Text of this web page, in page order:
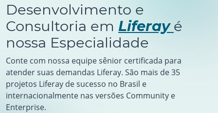
Desenvolvimento e
Consultoria em Liferay é
nossa Especialidade
Conte com nossa equipe sênior certificada para
atender suas demandas Liferay. São mais de 35
projetos Liferay de sucesso no Brasil e
internacionalmente nas versões Community e
Enterprise.